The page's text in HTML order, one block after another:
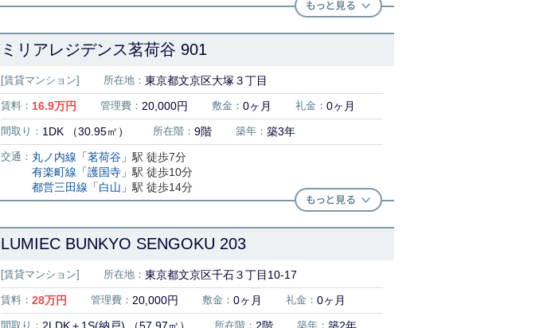
ミリアレジデンス茗荷谷 901
[賃貸マンション] 所在地： 東京都文京区大塚３丁目
賃料： 16.9万円 管理費： 20,000円 敷金： 0ヶ月 礼金： 0ヶ月
間取り： 1DK （30.95㎡） 所在階： 9階 築年： 築3年
交通： 丸ノ内線 「茗荷谷 」駅 徒歩7分
有楽町線 「護国寺 」駅 徒歩10分
都営三田線 「白山 」駅 徒歩14分
LUMIEC BUNKYO SENGOKU 203
[賃貸マンション] 所在地： 東京都文京区千石３丁目10-17
賃料： 28万円 管理費： 20,000円 敷金： 0ヶ月 礼金： 0ヶ月
間取り： 所在階： 築年：